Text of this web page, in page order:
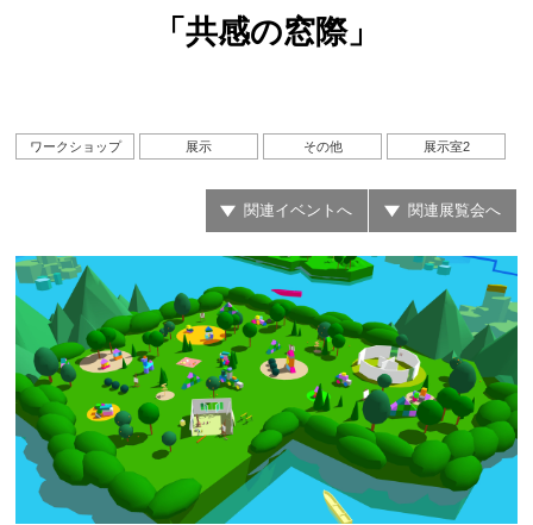
「共感の窓際」
ワークショップ 展示 その他 展示室2
関連イベントへ 関連展覧会へ